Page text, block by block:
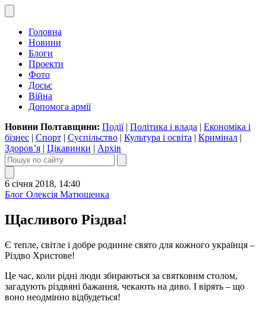
Головна
Новини
Блоги
Проекти
Фото
Досьє
Війна
Допомога армії
Новини Полтавщини: Події| Політика і влада | Економіка і
бізнес | Спорт | Суспільство | Культура і освіта | Кримінал |
Здоров’я | Цікавинки | Архів
6 січня 2018, 14:40
Блог Олексія Матюшенка
Щасливого Різдва!
Є тепле, світле і добре родинне свято для кожного українця –
Різдво Христове!
Це час, коли рідні люди збираються за святковим столом,
загадують різдвяні бажання, чекають на диво. І вірять – що
воно неодмінно відбудеться!